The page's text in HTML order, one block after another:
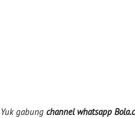
Yuk gabung channel whatsapp